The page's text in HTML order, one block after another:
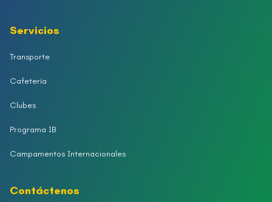
Servicios
Transporte
Cafetería
Clubes
Programa IB
Campamentos Internacionales
Contáctenos